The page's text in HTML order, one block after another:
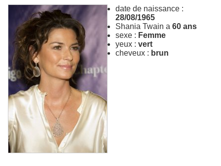
date de naissance :
28/08/1965
Shania Twain a 60 ans
sexe : Femme
yeux : vert
cheveux : brun